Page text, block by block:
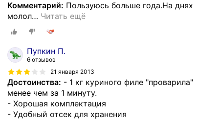
Комментарий: Пользуюсь больше года.На днях
молол… Читать ещё
Пупкин П.
6 отзывов
21 января 2013
Достоинства: - 1 кг куриного филе "проварила"
менее чем за 1 минуту.
- Хорошая комплектация
- Удобный отсек для хранения